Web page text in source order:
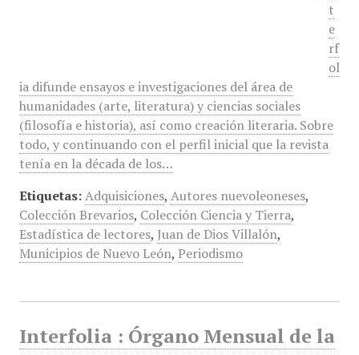
t
e
rf
ol
ia difunde ensayos e investigaciones del área de
humanidades (arte, literatura) y ciencias sociales
(filosofía e historia), así como creación literaria. Sobre
todo, y continuando con el perfil inicial que la revista
tenía en la década de los…
Etiquetas: Adquisiciones, Autores nuevoleoneses,
Colección Brevarios, Colección Ciencia y Tierra,
Estadística de lectores, Juan de Dios Villalón,
Municipios de Nuevo León, Periodismo
Interfolia : Órgano Mensual de la